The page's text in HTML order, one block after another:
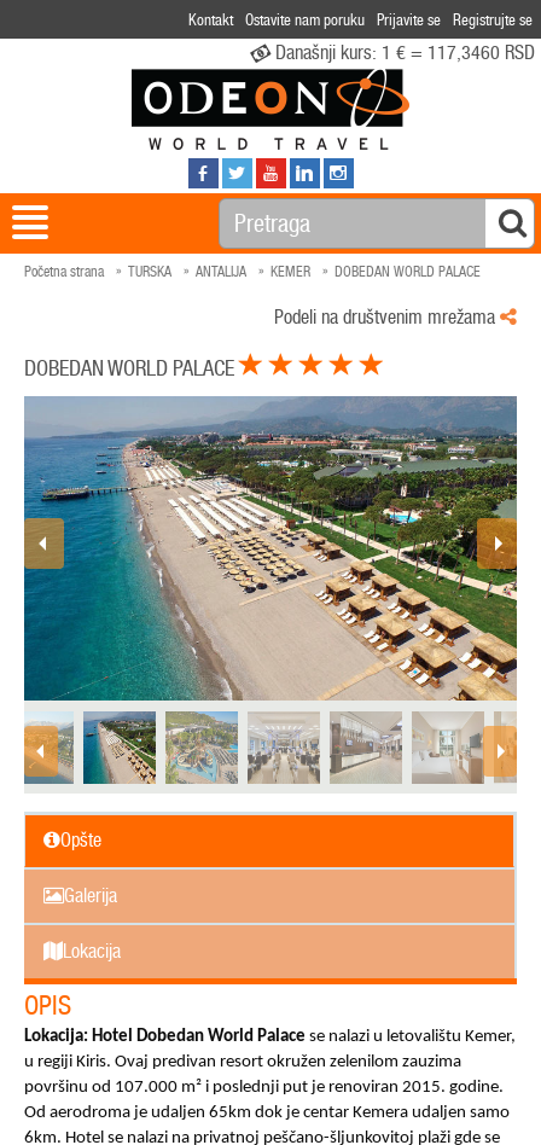
Kontakt Ostavite nam poruku Prijavite se Registrujte se
Današnji kurs: 1 € = 117,3460 RSD
Početna strana TURSKA ANTALIJA KEMER DOBEDAN WORLD PALACE
Podeli na društvenim mrežama
DOBEDAN WORLD PALACE
Opšte
Galerija
Lokacija
OPIS
Lokacija: Hotel Dobedan World Palace se nalazi u letovalištu Kemer,
u regiji Kiris. Ovaj predivan resort okružen zelenilom zauzima
površinu od 107.000 m² i poslednji put je renoviran 2015. godine.
Od aerodroma je udaljen 65km dok je centar Kemera udaljen samo
6km. Hotel se nalazi na privatnoj peščano-šljunkovitoj plaži gde se